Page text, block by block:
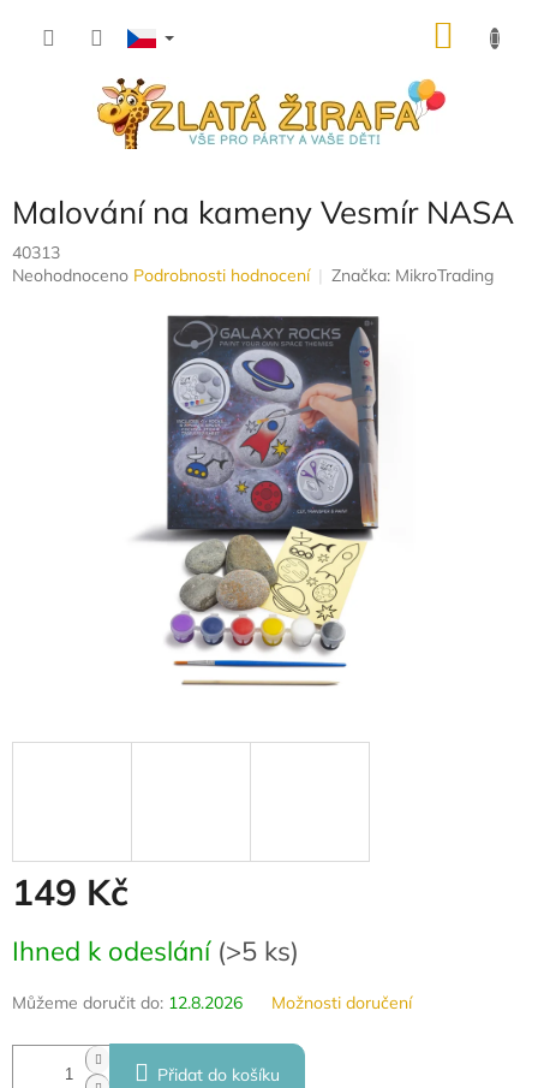
Malování na kameny Vesmír NASA
40313
Průměrné
Neohodnoceno Podrobnosti hodnocení Značka: MikroTrading
149 Kč
cena:
Ihned k odeslání (>5 ks)
Můžeme doručit do: 12.8.2026 Možnosti doručení
Přidat do košíku